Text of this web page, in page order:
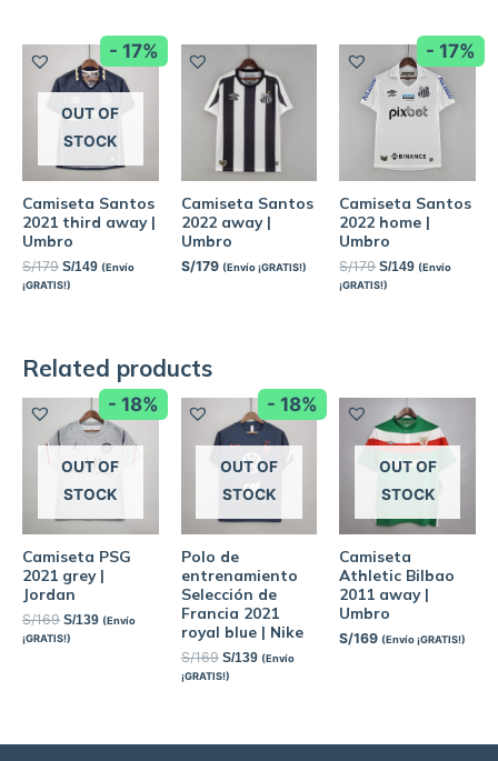
- 17%
OUT OF
STOCK
Camiseta Santos
2021 third away |
Umbro
S/179 S/149 (Envío
¡GRATIS!)
Camiseta Santos
2022 away |
Umbro
S/179 (Envío ¡GRATIS!)
- 17%
Camiseta Santos
2022 home |
Umbro
S/179 S/149 (Envío
¡GRATIS!)
Related products
- 18%
OUT OF
STOCK
Camiseta PSG
2021 grey |
Jordan
S/169 S/139 (Envío
¡GRATIS!)
- 18%
OUT OF
STOCK
Polo de
entrenamiento
Selección de
Francia 2021
royal blue | Nike
S/169 S/139 (Envío
¡GRATIS!)
OUT OF
STOCK
Camiseta
Athletic Bilbao
2011 away |
Umbro
S/169 (Envío ¡GRATIS!)